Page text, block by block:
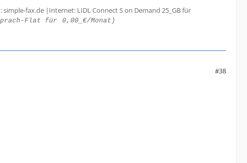
fax.de |Internet: LIDL Connect S on Demand 25_GB für
Flat für 0,00_€/Monat)
#38